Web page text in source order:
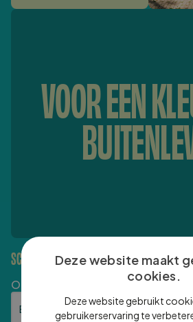
VOOR EEN
SCHRIJF JE IN VOOR ONZE NIEUWSBRIEF
Ontvang inspiratie en tips direct in je
E-mailadres
Deze website maakt
cookies.
Deze website gebruikt
gebruikerservaring te